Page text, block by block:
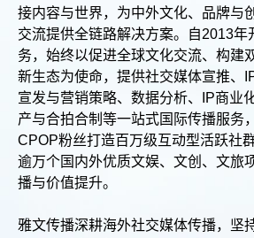
接内容与世界，为中外文化、品牌与
交流提供全链路解决方案。自2013年
务，始终以促进全球文化交流、构建
新生态为使命，提供社交媒体宣推、
宣发与营销策略、数据分析、IP商业
产与合拍合制等一站式国际传播服务
CPOP粉丝打造百万级互动型活跃社
逾万个国内外优质文娱、文创、文旅
播与价值提升。
雅文传播深耕海外社交媒体传播，坚